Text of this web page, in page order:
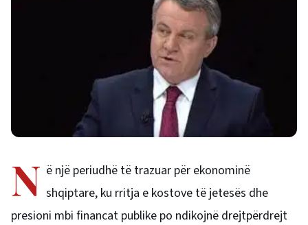
N ë një periudhë të trazuar për ekonominë
shqiptare, ku rritja e kostove të jetesës dhe
presioni mbi financat publike po ndikojnë drejtpërdrejt